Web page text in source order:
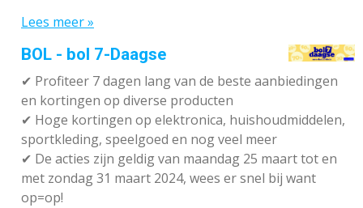
Lees meer »
BOL - bol 7-Daagse
✔ Profiteer 7 dagen lang van de beste aanbiedingen
en kortingen op diverse producten
✔ Hoge kortingen op elektronica, huishoudmiddelen,
sportkleding, speelgoed en nog veel meer
✔ De acties zijn geldig van maandag 25 maart tot en
met zondag 31 maart 2024, wees er snel bij want
op=op!